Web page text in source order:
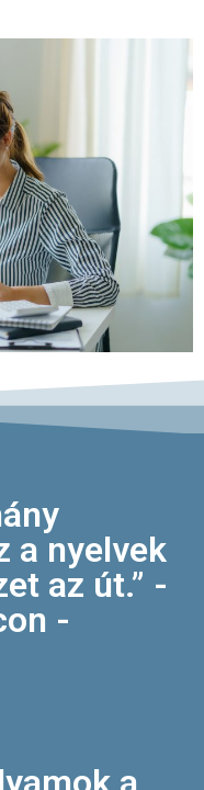
a nyelvek
az út.” -
-